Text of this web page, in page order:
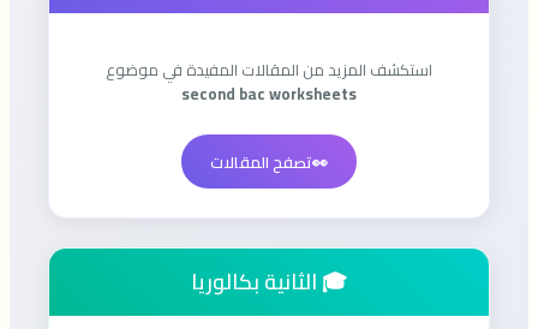
استكشف المزيد من المقالات المفيدة في موضوع
second bac worksheets
👀تصفح المقالات
🎓 الثانية بكالوريا